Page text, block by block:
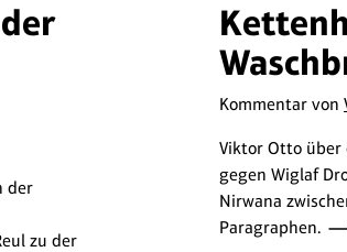
der
zu der
Kommentar von
Viktor Otto über
gegen Wiglaf
Nirwana
Paragraphen.